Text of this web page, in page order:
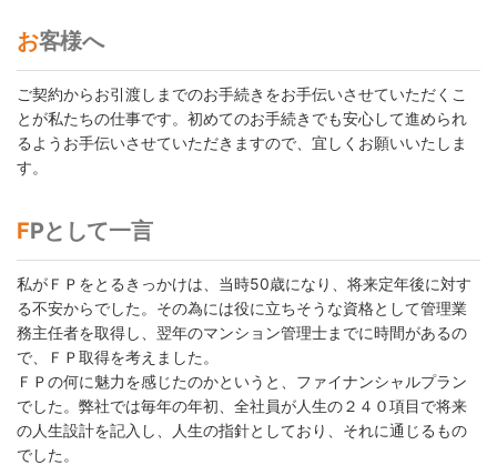
お客様へ
ご契約からお引渡しまでのお手続きをお手伝いさせていただくこ
とが私たちの仕事です。初めてのお手続きでも安心して進められ
るようお手伝いさせていただきますので、宜しくお願いいたしま
す。
FPとして一言
私がＦＰをとるきっかけは、当時50歳になり、将来定年後に対す
る不安からでした。その為には役に立ちそうな資格として管理業
務主任者を取得し、翌年のマンション管理士までに時間があるの
で、ＦＰ取得を考えました。
ＦＰの何に魅力を感じたのかというと、ファイナンシャルプラン
でした。弊社では毎年の年初、全社員が人生の２４０項目で将来
の人生設計を記入し、人生の指針としており、それに通じるもの
でした。